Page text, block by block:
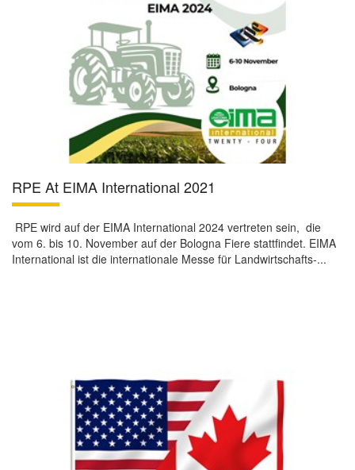
RPE At EIMA International 2021
RPE wird auf der EIMA International 2024 vertreten sein, die
vom 6. bis 10. November auf der Bologna Fiere stattfindet. EIMA
International ist die internationale Messe für Landwirtschafts-...